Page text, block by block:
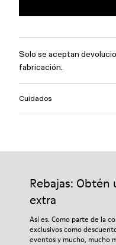
Solo se aceptan
fabricación.
Cuidados
Rebajas: Obtén
extra
Así es. Como parte de la
exclusivos como
eventos y mucho, mucho